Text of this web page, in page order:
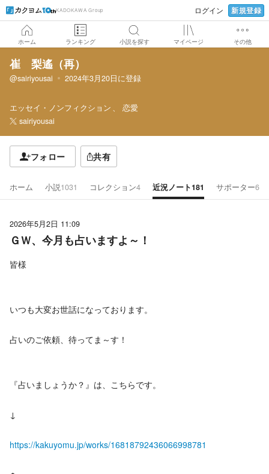
KADOKAWA Group ログイン 新規登録
ホーム ランキング 小説を探す マイページ その他
崔 梨遙（再）
@sairiyousai 2024年3月20日に登録
エッセイ・ノンフィクション
恋愛
sairiyousai
フォロー 共有
ホーム 小説1031 コレクション4 近況ノート181 サポーター6
2026年5月2日 11:09
ＧＷ、今月も占いますよ～！
皆様
いつも大変お世話になっております。
占いのご依頼、待ってま～す！
『占いましょうか？』は、こちらです。
↓
https://kakuyomu.jp/works/16818792436066998781